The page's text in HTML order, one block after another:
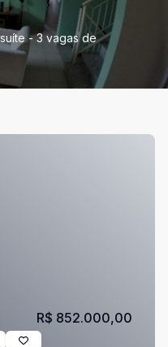
- 3 vagas de
R$ 852.000,00